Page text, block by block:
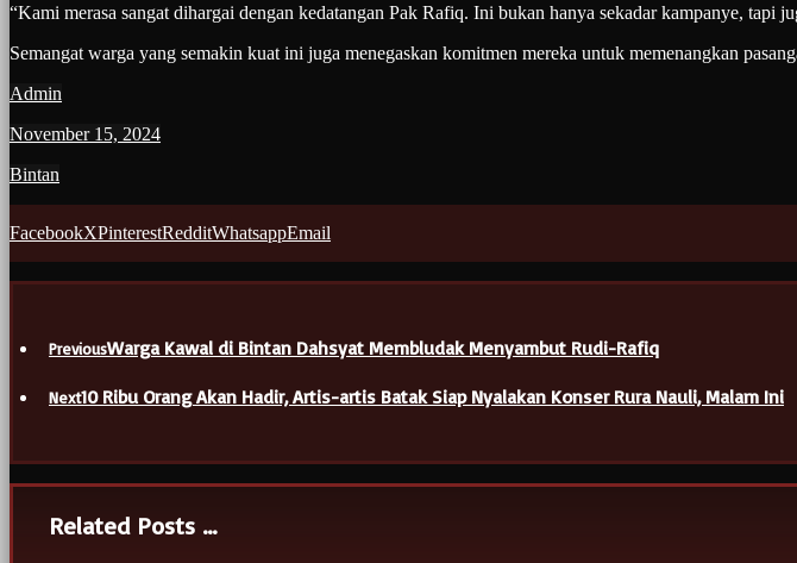
“Kami merasa sangat dihargai dengan kedatangan Pak Rafiq. Ini bukan hanya sekadar kampanye, tapi
Semangat warga yang semakin kuat ini juga menegaskan komitmen mereka untuk memenangkan
Admin
November 15, 2024
Bintan
FacebookXPinterestRedditWhatsappEmail
PreviousWarga Kawal di Bintan Dahsyat Membludak Menyambut Rudi-Rafiq
Next10 Ribu Orang Akan Hadir, Artis-artis Batak Siap Nyalakan Konser Rura Nauli, Malam Ini
Related Posts ...